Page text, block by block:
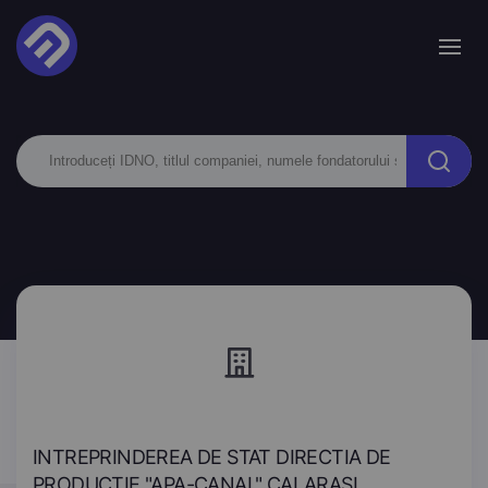
INTREPRINDEREA DE STAT DIRECTIA DE